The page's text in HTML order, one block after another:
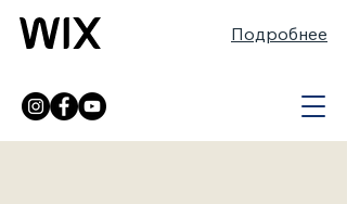
Подробнее